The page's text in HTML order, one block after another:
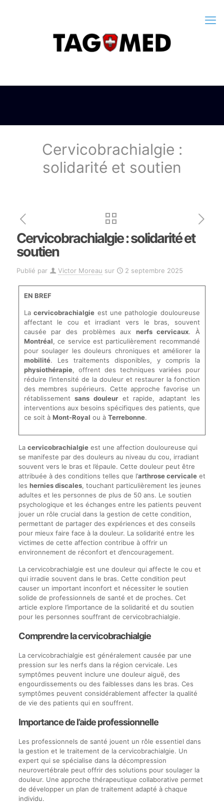
Cervicobrachialgie :
solidarité et soutien
Cervicobrachialgie : solidarité et
soutien
Publié par Victor Moreau sur 2 septembre 2025
EN BREF
Lacervicobrachialgie est une pathologie douloureuse
affectant le cou et irradiant vers le bras, souvent
causée par des problèmes aux nerfs cervicaux. À
Montréal, ce service est particulièrement recommandé
pour soulager les douleurs chroniques et améliorer la
mobilité. Les traitements disponibles, y compris la
physiothérapie, offrent des techniques variées pour
réduire l’intensité de la douleur et restaurer la fonction
des membres supérieurs. Cette approche favorise un
rétablissementsans douleur et rapide, adaptant les
interventions aux besoins spécifiques des patients, que
ce soit à Mont-Royal ou à Terrebonne.
La cervicobrachialgieest une affection douloureuse qui
se manifeste par des douleurs au niveau du cou, irradiant
souvent vers le bras et l’épaule. Cette douleur peut être
attribuée à des conditions telles que l’arthrose cervicaleet
les hernies discales, touchant particulièrement les jeunes
adultes et les personnes de plus de 50 ans. Le soutien
psychologique et les échanges entre les patients peuvent
jouer un rôle crucial dans la gestion de cette condition,
permettant de partager des expériences et des conseils
pour mieux faire face à la douleur. La solidarité entre les
victimes de cette affection contribue à offrir un
environnement de réconfort et d’encouragement.
La cervicobrachialgie est une douleur qui affecte le cou et
qui irradie souvent dans le bras. Cette condition peut
causer un important inconfort et nécessiter le soutien
solide de professionnels de santé et de proches. Cet
article explore l’importance de la solidarité et du soutien
pour les personnes souffrant de cervicobrachialgie.
Comprendre la cervicobrachialgie
La cervicobrachialgie est généralement causée par une
pression sur les nerfs dans la région cervicale. Les
symptômes peuvent inclure une douleur aiguë, des
engourdissements ou des faiblesses dans les bras. Ces
symptômes peuvent considérablement affecter la qualité
de vie des patients qui en souffrent.
Importance de l’aide professionnelle
Les professionnels de santé jouent un rôle essentiel dans
la gestion et le traitement de la cervicobrachialgie. Un
expert qui se spécialise dans la décompression
neurovertébrale peut offrir des solutions pour soulager la
douleur. Une approche thérapeutique collaborative permet
de développer un plan de traitement adapté à chaque
individu.